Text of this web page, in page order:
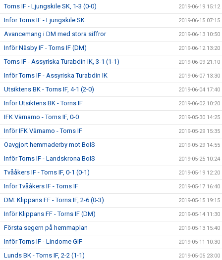
Torns IF - Ljungskile SK, 1-3 (0-0) 2019-06-19 15:12
Inför Torns IF - Ljungskile SK 2019-06-15 07:15
Avancemang i DM med stora siffror 2019-06-13 10:50
Inför Näsby IF - Torns IF (DM) 2019-06-12 13:20
Torns IF - Assyriska Turabdin IK, 3-1 (1-1) 2019-06-09 21:10
Inför Torns IF - Assyriska Turabdin IK 2019-06-07 13:30
Utsiktens BK - Torns IF, 4-1 (2-0) 2019-06-04 17:40
Inför Utsiktens BK - Torns IF 2019-06-02 10:20
IFK Värnamo - Torns IF, 0-0 2019-05-30 14:25
Inför IFK Värnamo - Torns IF 2019-05-29 15:35
Oavgjort hemmaderby mot BoIS 2019-05-29 14:55
Inför Torns IF - Landskrona BoIS 2019-05-25 10:24
Tvååkers IF - Torns IF, 0-1 (0-1) 2019-05-19 12:20
Inför Tvååkers IF - Torns IF 2019-05-17 16:40
DM: Klippans FF - Torns IF, 2-6 (0-3) 2019-05-15 19:15
Inför Klippans FF - Torns IF (DM) 2019-05-14 11:30
Första segern på hemmaplan 2019-05-13 15:40
Inför Torns IF - Lindome GIF 2019-05-11 10:30
Lunds BK - Torns IF, 2-2 (1-1) 2019-05-05 23:00